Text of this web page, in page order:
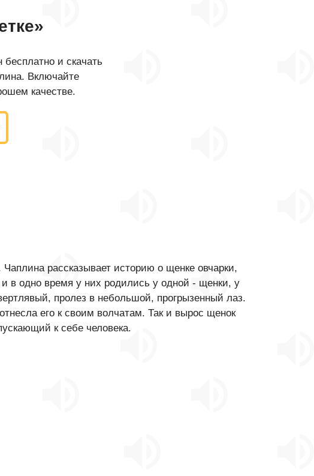
и скачать
Включайте
качестве.
рассказывает историю о щенке овчарки,
в одно время у них родились у одной - щенки, у
пролез в небольшой, прогрызенный лаз.
его к своим волчатам. Так и вырос щенок
к себе человека.